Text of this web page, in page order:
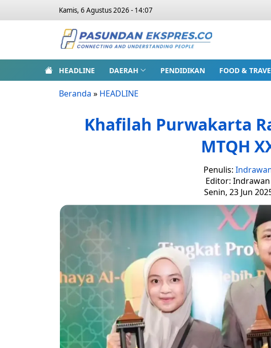
Kamis, 6 Agustus 2026 - 14:07
HEADLINE DAERAH PENDIDIKAN FOOD &
Beranda » HEADLINE
Khafilah Purwakarta
MTQH
Penulis:
Editor:
Senin, 23 Jun